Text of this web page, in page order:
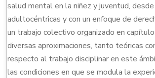
salud mental en la niñez y juventud,
adultocéntricas y con un enfoque de
un trabajo colectivo organizado en
diversas aproximaciones, tanto teóricas
respecto al trabajo disciplinar en este
las condiciones en que se modula la